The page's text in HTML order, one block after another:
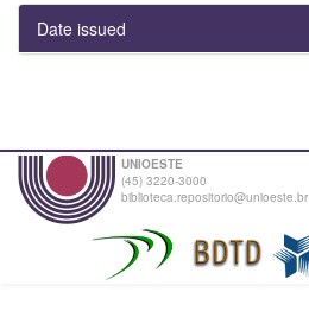
Date issued
UNIOESTE
(45) 3220-3000
biblioteca.repositorio@unioeste.br